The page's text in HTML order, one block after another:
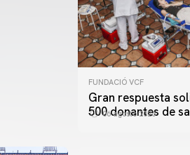
FUNDACIÓ VCF
Gran respuesta
500 donantes de
06 agosto 2026